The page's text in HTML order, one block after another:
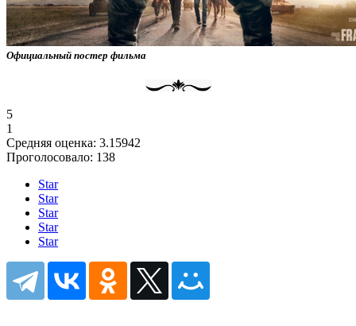
Официальный постер фильма
5
1
Средняя оценка: 3.15942
Проголосовало: 138
Star
Star
Star
Star
Star